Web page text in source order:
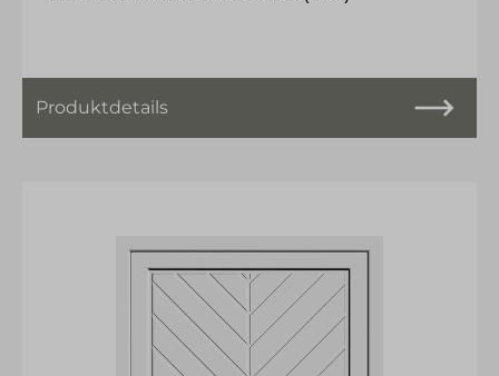
Produktdetails